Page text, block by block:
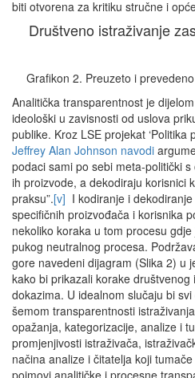
biti otvorena za kritiku stručne i
Društveno istraživanje
Grafikon 2. Preuzeto i
Analitička transparentnost je
ideološki u zavisnosti od uslova
publike. Kroz LSE projekat ‘Politika
Jeffrey Alan Johnson navodi
podaci sami po sebi meta-politički
ih proizvode, a dekodiraju korisnici
praksu”.[v] I kodiranje i
specifičnih proizvođača i korisnika
nekoliko koraka u tom procesu
pukog neutralnog procesa.
gore navedeni dijagram (Slika 2) u
kako bi prikazali korake
dokazima. U idealnom slučaju bi
šemom transparentnosti
opažanja, kategorizacije, analize i
promjenjivosti istraživača,
načina analize i čitatelja koji
pojmovi analitičke i procesne